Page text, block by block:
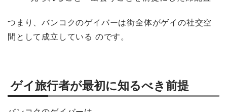
つまり、バンコクのゲイバーは街全体がゲイの社交空
間として成立している のです。
ゲイ旅行者が最初に知るべき前提